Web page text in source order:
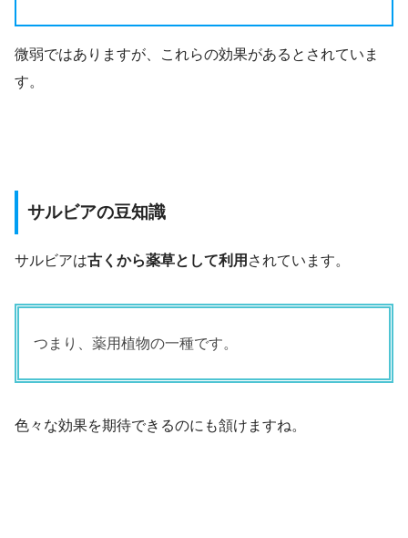
微弱ではありますが、これらの効果があるとされていま
す。
サルビアの豆知識
サルビアは古くから薬草として利用 されています。
つまり、薬用植物の一種です。
色々な効果を期待できるのにも頷けますね。